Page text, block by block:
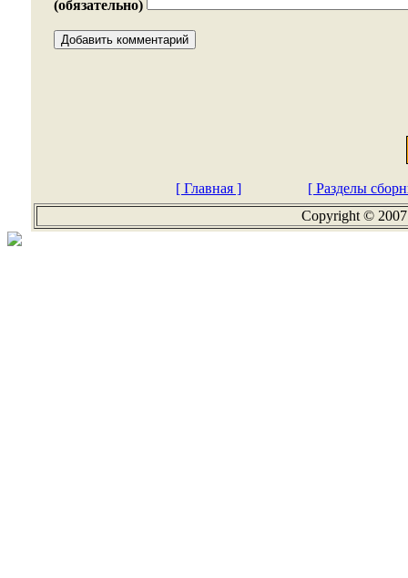
(обязательно)
[ Главная ]
[ Разделы
Copyright ©